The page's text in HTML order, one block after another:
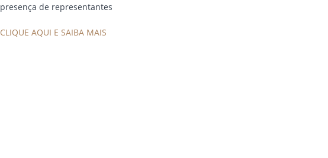
presença de representantes
CLIQUE AQUI E SAIBA MAIS